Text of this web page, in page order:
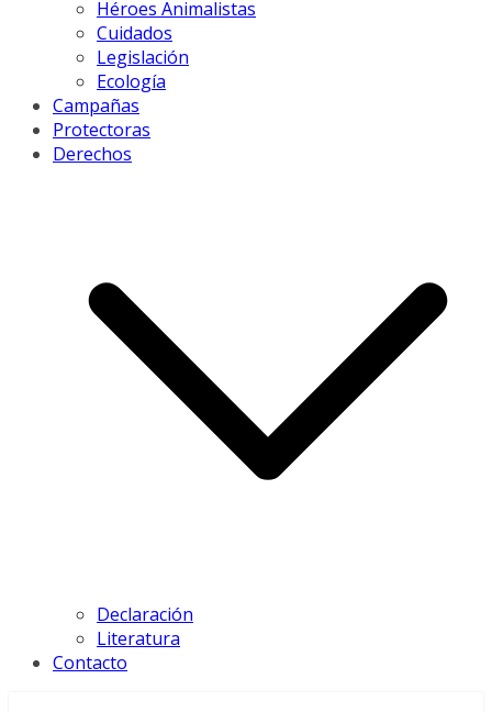
Héroes Animalistas
Cuidados
Legislación
Ecología
Campañas
Protectoras
Derechos
Declaración
Literatura
Contacto